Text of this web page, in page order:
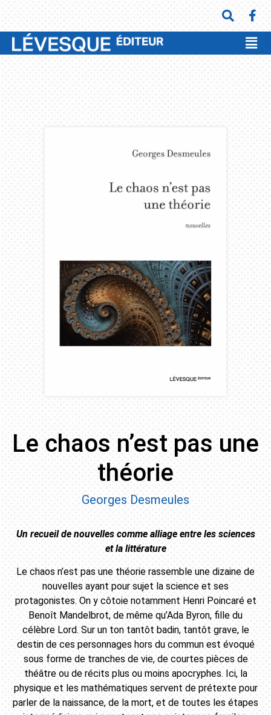
Le chaos n’est pas une
théorie
Georges Desmeules
Un recueil de nouvelles comme alliage entre les sciences
et la littérature
Le chaos n’est pas une théorie rassemble une dizaine de
nouvelles ayant pour sujet la science et ses
protagonistes. On y côtoie notamment Henri Poincaré et
Benoît Mandelbrot, de même qu’Ada Byron, fille du
célèbre Lord. Sur un ton tantôt badin, tantôt grave, le
destin de ces personnages hors du commun est évoqué
sous forme de tranches de vie, de courtes pièces de
théâtre ou de récits plus ou moins apocryphes. Ici, la
physique et les mathématiques servent de prétexte pour
parler de la naissance, de la mort, et de toutes les étapes